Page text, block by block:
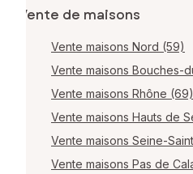
Vente de maisons
Vente maisons Nord (59)
Vente maisons Bouches-
Vente maisons Rhône (69)
Vente maisons Hauts de
Vente maisons Seine-
Vente maisons Pas de